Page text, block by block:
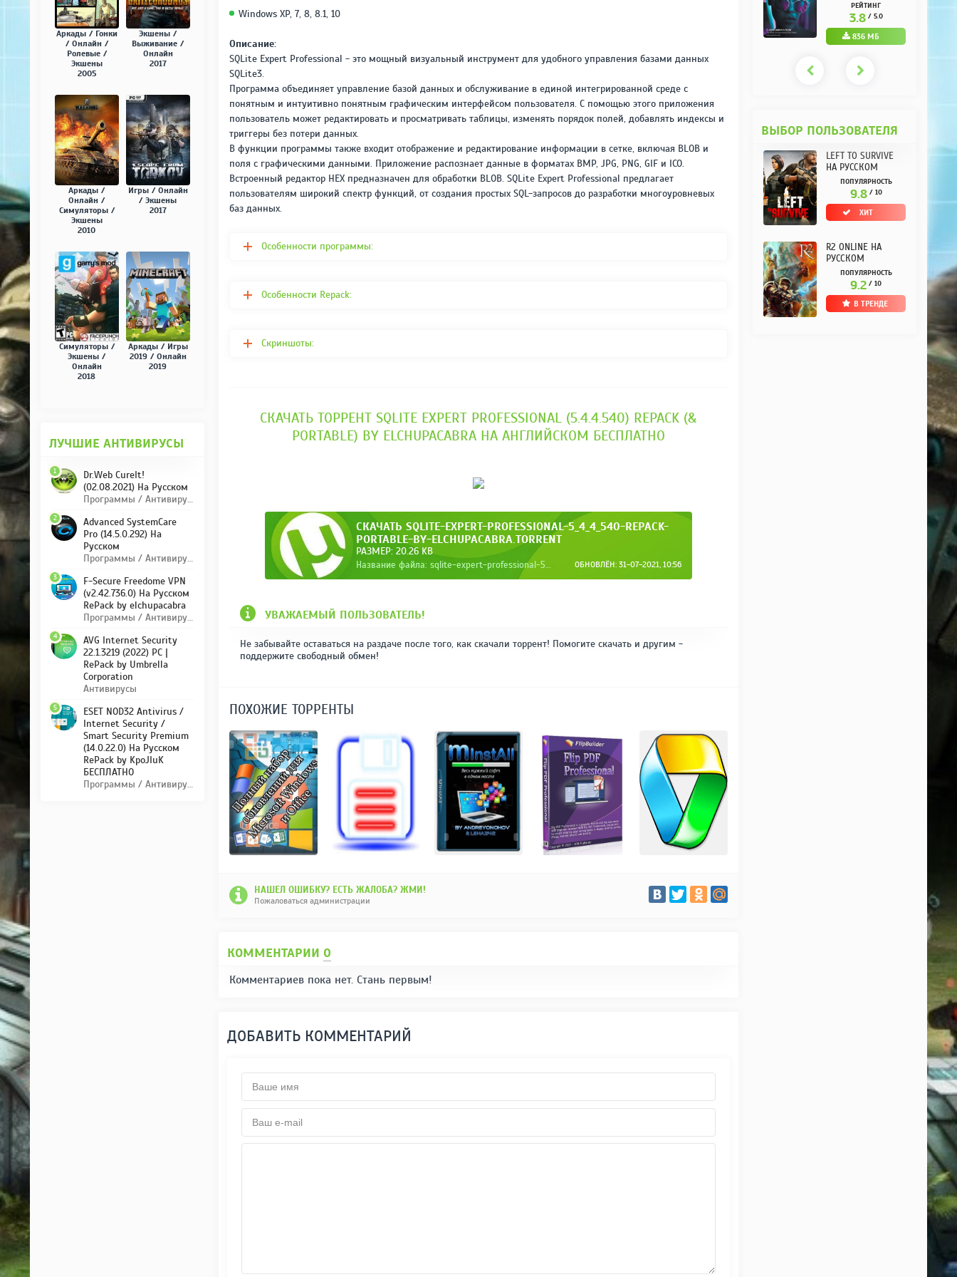
Windows XP, 7, 8, 8.1, 10
Описание:
SQLite Expert Professional - это мощный визуальный инструмент для удобного управления базами данных
SQLite3.
Программа объединяет управление базой данных и обслуживание в единой интегрированной среде с
понятным и интуитивно понятным графическим интерфейсом пользователя. С помощью этого приложения
пользователь может редактировать и просматривать таблицы, изменять порядок полей, добавлять индексы и
триггеры без потери данных.
В функции программы также входит отображение и редактирование информации в сетке, включая BLOB и
поля с графическими данными. Приложение распознает данные в форматах BMP, JPG, PNG, GIF и ICO.
Встроенный редактор HEX предназначен для обработки BLOB. SQLite Expert Professional предлагает
пользователям широкий спектр функций, от создания простых SQL-запросов до разработки многоуровневых
баз данных.
Особенности программы:
Особенности Repack:
Скриншоты:
СКАЧАТЬ ТОРРЕНТ SQLITE EXPERT PROFESSIONAL (5.4.4.540) REPACK (&
PORTABLE) BY ELCHUPACABRA НА АНГЛИЙСКОМ БЕСПЛАТНО
СКАЧАТЬ SQLITE-EXPERT-PROFESSIONAL-5_4_4_540-REPACK-
PORTABLE-BY-ELCHUPACABRA.TORRENT
РАЗМЕР: 20.26 KB
ОБНОВЛЁН: 31-07-2021, 10:56
Название файла: sqlite-expert-professional-5_4_4_540-repack-portable-by-elchupacabra.torrent
УВАЖАЕМЫЙ ПОЛЬЗОВАТЕЛЬ!
Не забывайте оставаться на раздаче после того, как скачали торрент! Помогите скачать и другим -
поддержите свободный обмен!
ПОХОЖИЕ ТОРРЕНТЫ
НАШЕЛ ОШИБКУ? ЕСТЬ ЖАЛОБА? ЖМИ!
Пожаловаться администрации
КОММЕНТАРИИ 0
Комментариев пока нет. Стань первым!
ДОБАВИТЬ КОММЕНТАРИЙ
Аркады / Гонки
/ Онлайн /
Ролевые /
Экшены
2005
Экшены /
Выживание /
Онлайн
2017
Аркады /
Онлайн /
Симуляторы /
Экшены
2010
Игры / Онлайн
/ Экшены
2017
Симуляторы /
Экшены /
Онлайн
2018
Аркады / Игры
2019 / Онлайн
2019
ЛУЧШИЕ АНТИВИРУСЫ
Dr.Web CureIt!
(02.08.2021) На Русском
Программы / Антивирусы
1
Advanced SystemCare
Pro (14.5.0.292) На
Русском
Программы / Антивирусы
2
F-Secure Freedome VPN
(v2.42.736.0) На Русском
RePack by elchupacabra
Программы / Антивирусы
3
AVG Internet Security
22.1.3219 (2022) PC |
RePack by Umbrella
Corporation
Антивирусы
4
ESET NOD32 Antivirus /
Internet Security /
Smart Security Premium
(14.0.22.0) На Русском
RePack by KpoJIuK
БЕСПЛАТНО
Программы / Антивирусы
5
(10.3.0.10) НА
РУССКОМ REPACK
ОТ KPOJIUK
РЕЙТИНГ
3.8 / 5.0
836 МБ
ВЫБОР ПОЛЬЗОВАТЕЛЯ
LEFT TO SURVIVE
НА РУССКОМ
ПОПУЛЯРНОСТЬ
9.8 / 10
ХИТ
R2 ONLINE НА
РУССКОМ
ПОПУЛЯРНОСТЬ
9.2 / 10
В ТРЕНДЕ